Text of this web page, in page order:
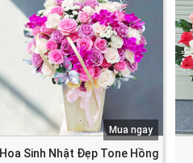
Hoa Sinh Nhật Đẹp Tone Hồng
Mua ngay